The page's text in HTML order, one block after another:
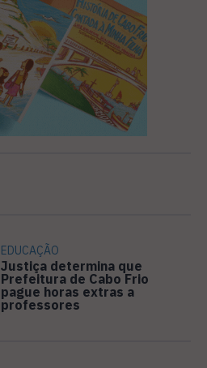
EDUCAÇÃO
Justiça determina que
Prefeitura de Cabo Frio
pague horas extras a
professores